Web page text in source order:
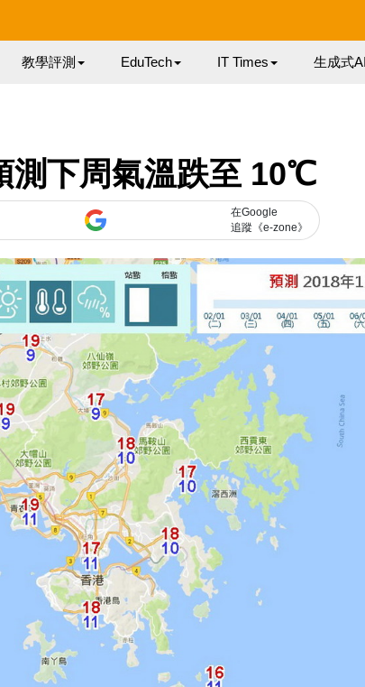
教學評測 EduTech IT Times 生成式
測下周氣溫跌至 10℃
在Google
追蹤《e-zone》